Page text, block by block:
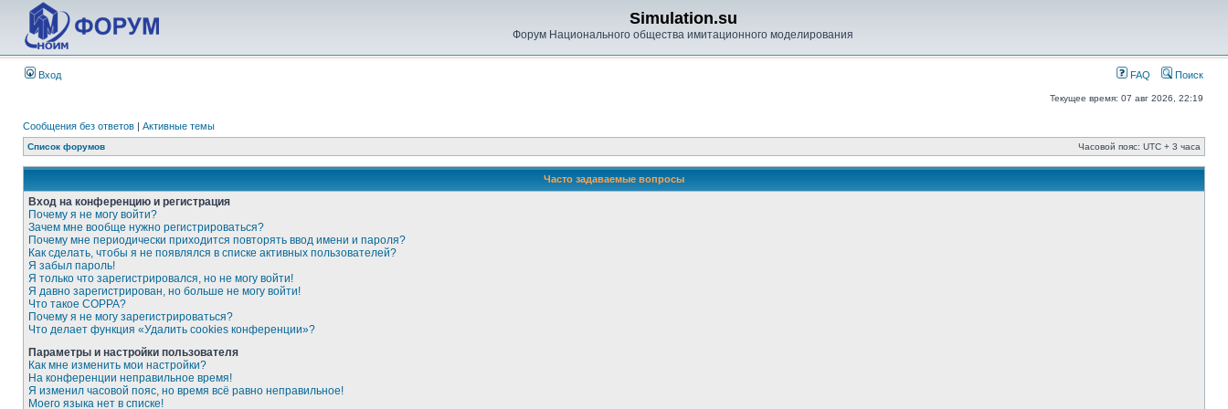
Simulation.su
Форум Национального общества имитационного моделирования
Вход FAQ Поиск
Текущее время: 07 авг 2026, 22:19
Сообщения без ответов | Активные темы
Список форумов Часовой пояс: UTC + 3 часа
Часто задаваемые вопросы
Вход на конференцию и регистрация
Почему я не могу войти?
Зачем мне вообще нужно регистрироваться?
Почему мне периодически приходится повторять ввод имени и пароля?
Как сделать, чтобы я не появлялся в списке активных пользователей?
Я забыл пароль!
Я только что зарегистрировался, но не могу войти!
Я давно зарегистрирован, но больше не могу войти!
Что такое COPPA?
Почему я не могу зарегистрироваться?
Что делает функция «Удалить cookies конференции»?
Параметры и настройки пользователя
Как мне изменить мои настройки?
На конференции неправильное время!
Я изменил часовой пояс, но время всё равно неправильное!
Моего языка нет в списке!